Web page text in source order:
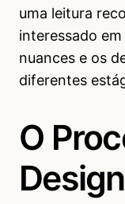
uma leitura
interessado
nuances e os
diferentes
O